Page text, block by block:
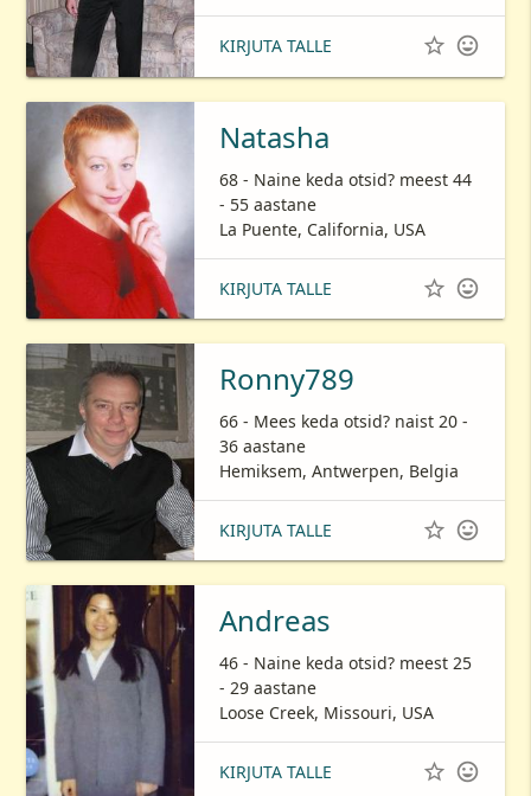
KIRJUTA TALLE  
Natasha
68 - Naine keda otsid? meest 44
- 55 aastane
La Puente, California, USA
KIRJUTA TALLE  
Ronny789
66 - Mees keda otsid? naist 20 -
36 aastane
Hemiksem, Antwerpen, Belgia
KIRJUTA TALLE  
Andreas
46 - Naine keda otsid? meest 25
- 29 aastane
Loose Creek, Missouri, USA
KIRJUTA TALLE  